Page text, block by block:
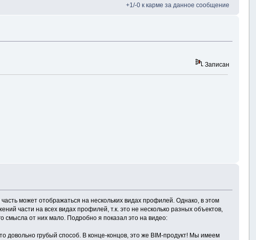
+1/-0 к карме за данное сообщение
Записан
может отображаться на нескольких видах профилей. Однако, в этом
части на всех видах профилей, т.к. это не несколько разных объектов,
смысла от них мало. Подробно я показал это на видео:
довольно грубый способ. В конце-концов, это же BIM-продукт! Мы имеем